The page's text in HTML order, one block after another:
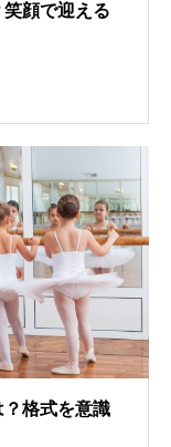
顔で迎える
格式を意識